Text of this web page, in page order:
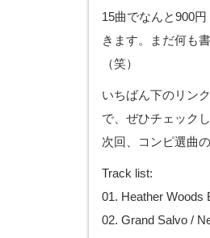
15曲でなんと900
きます。まだ何も
（笑）
いちばん下のリン
で、ぜひチェック
次回、コンピ選曲
Track list:
01. Heather Woods
02. Grand Salvo /